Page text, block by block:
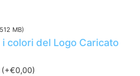
MB)
colori del Logo Caricato
(+€0,00)